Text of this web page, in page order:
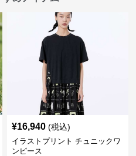
¥16,940 (税込)
イラストプリント チュニックワ
ンピース